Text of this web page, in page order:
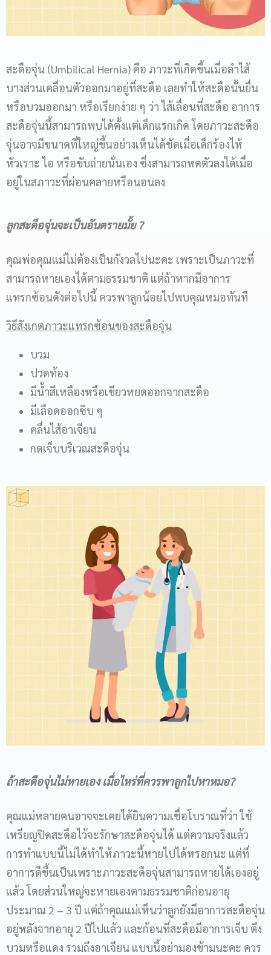
สะดือจุ่น (Umbilical Hernia) คือ ภาวะที่เกิดขึ้นเมื่อลำไส้
บางส่วนเคลื่อนตัวออกมาอยู่ที่สะดือ เลยทำให้สะดือนั้นยื่น
หรือบวมออกมา หรือเรียกง่าย ๆ ว่า ไส้เลื่อนที่สะดือ อาการ
สะดือจุ่นนี้สามารถพบได้ตั้งแต่เด็กแรกเกิด โดยภาวะสะดือ
จุ่นอาจมีขนาดที่ใหญ่ขึ้นอย่างเห็นได้ชัดเมื่อเด็กร้องไห้
หัวเราะ ไอ หรือขับถ่ายนั่นเอง ซึ่งสามารถหดตัวลงได้เมื่อ
อยู่ในสภาวะที่ผ่อนคลายหรือนอนลง
ลูกสะดือจุ่นจะเป็นอันตรายมั้ย?
คุณพ่อคุณแม่ไม่ต้องเป็นกังวลไปนะคะ เพราะเป็นภาวะที่
สามารถหายเองได้ตามธรรมชาติ แต่ถ้าหากมีอาการ
แทรกซ้อนดังต่อไปนี้ ควรพาลูกน้อยไปพบคุณหมอทันที
วิธีสังเกตภาวะแทรกซ้อนของสะดือจุ่น
บวม
ปวดท้อง
มีน้ำสีเหลืองหรือเขียวหยดออกจากสะดือ
มีเลือดออกซิบ ๆ
คลื่นไส้อาเจียน
กดเจ็บบริเวณสะดือจุ่น
ถ้าสะดือจุ่นไม่หายเอง เมื่อไหร่ที่ควรพาลูกไปหาหมอ?
คุณแม่หลายคนอาจจะเคยได้ยินความเชื่อโบราณที่ว่า ใช้
เหรียญปิดสะดือไว้จะรักษาสะดือจุ่นได้ แต่ความจริงแล้ว
การทำแบบนี้ไม่ได้ทำให้ภาวะนี้หายไปได้หรอกนะ แต่ที่
อาการดีขึ้นเป็นเพราะภาวะสะดือจุ่นสามารถหายได้เองอยู่
แล้ว โดยส่วนใหญ่จะหายเองตามธรรมชาติก่อนอายุ
ประมาณ 2 – 3 ปี แต่ถ้าคุณแม่เห็นว่าลูกยังมีอาการสะดือจุ่น
อยู่หลังจากอายุ 2 ปีไปแล้ว และก้อนที่สะดือมีอาการเจ็บ ตึง
บวมหรือแดง รวมถึงอาเจียน แบบนี้อย่ามองข้ามนะคะ ควร